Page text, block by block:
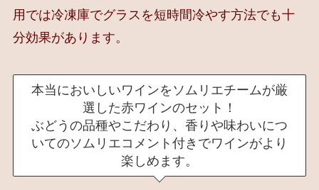
用では冷凍庫でグラスを短時間冷やす方法でも十
分効果があります。
本当においしいワインをソムリエチームが厳
選した赤ワインのセット！
ぶどうの品種やこだわり、香りや味わいにつ
いてのソムリエコメント付きでワインがより
楽しめます。